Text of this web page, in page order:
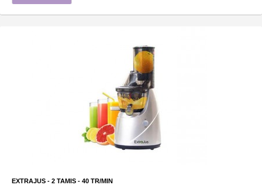
EXTRAJUS - 2 TAMIS - 40 TR/MIN